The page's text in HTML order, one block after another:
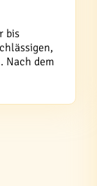
bis
Nach dem